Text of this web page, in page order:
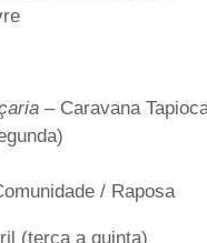
– Caravana
/ Raposa
(terça a quinta)